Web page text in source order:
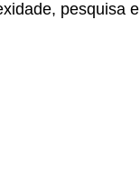
pesquisa e